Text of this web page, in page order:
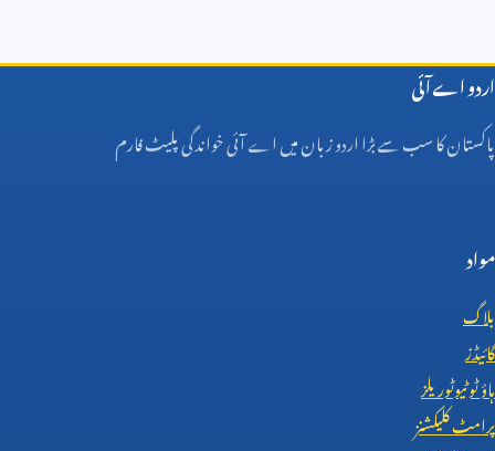
اردو اے آئی
پاکستان کا سب سے بڑا اردو زبان میں اے آئی خواندگی پلیٹ فارم
مواد
بلاگ
گائیڈز
ہاؤ ٹو ٹیوٹوریلز
پرامٹ کلیکشنز